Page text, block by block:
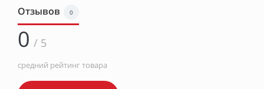
Отзывов 0
0 / 5
средний рейтинг товара